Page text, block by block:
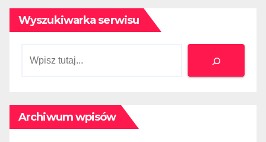
Wyszukiwarka serwisu
Szukaj
Archiwum wpisów